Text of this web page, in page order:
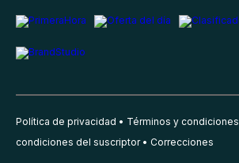
Política de privacidad Términos y condiciones
condiciones del suscriptor
Correcciones